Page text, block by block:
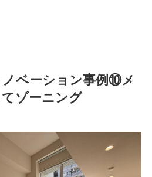
ベーション事例⑩メ
ゾーニング